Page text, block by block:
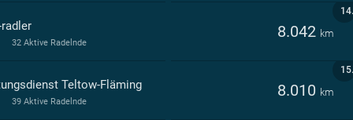
14.
8.042 km
32 Aktive Radelnde
15.
Teltow-Fläming 8.010 km
39 Aktive Radelnde